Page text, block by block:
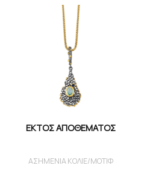
ΕΚΤΌΣ ΑΠΟΘΈΜΑΤΟΣ
ΑΣΗΜΕΝΙΑ ΚΟΛΙΕ/ΜΟΤΙΦ